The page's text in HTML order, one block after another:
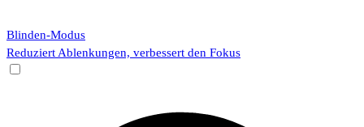
Blinden-Modus
Reduziert Ablenkungen, verbessert den Fokus